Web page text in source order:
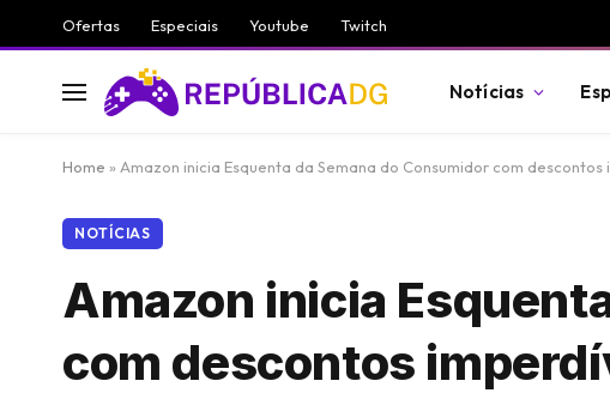
Ofertas Especiais Youtube Twitch
Notícias
Home » Amazon inicia Esquenta da Semana do Consumidor com
NOTÍCIAS
Amazon inicia
com descontos